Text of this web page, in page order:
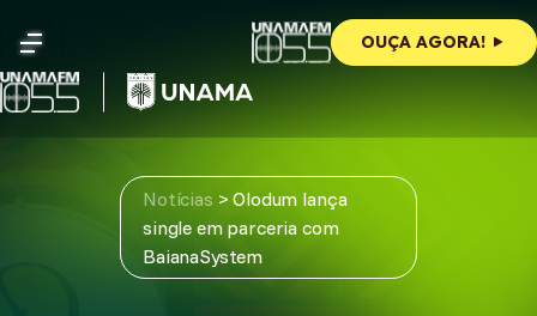
content
OUÇA AGORA!
Notícias >Olodum lança
single em parceria com
BaianaSystem